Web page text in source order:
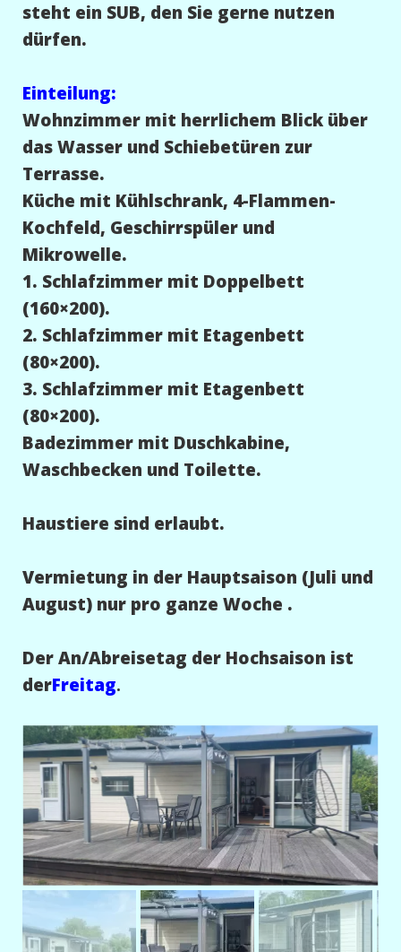
steht ein SUB, den Sie gerne nutzen
dürfen.
Einteilung:
Wohnzimmer mit herrlichem Blick über
das Wasser und Schiebetüren zur
Terrasse.
Küche mit Kühlschrank, 4-Flammen-
Kochfeld, Geschirrspüler und
Mikrowelle.
1. Schlafzimmer mit Doppelbett
(160×200).
2. Schlafzimmer mit Etagenbett
(80×200).
3. Schlafzimmer mit Etagenbett
(80×200).
Badezimmer mit Duschkabine,
Waschbecken und Toilette.
Haustiere sind erlaubt.
Vermietung in der Hauptsaison (Juli und
August) nur pro ganze Woche .
Der An/Abreisetag der Hochsaison ist
derFreitag.